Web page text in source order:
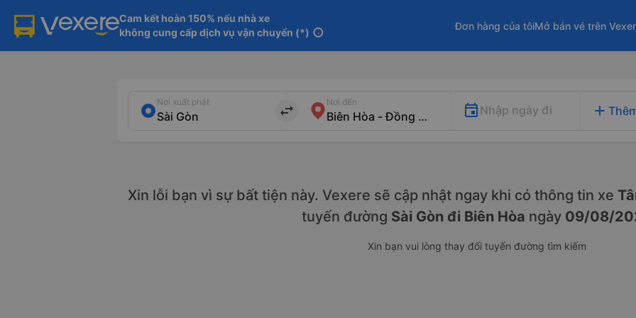
Cam kết hoàn 150% nếu nhà xe
không cung cấp dịch vụ vận chuyển (*) info
Đơn hàng của tôiMở bán vé trên
Nơi xuất phát
import_export
Nơi đến
Nhập ngày đi add
Xin lỗi bạn vì sự bất tiện này. Vexere sẽ cập nhật ngay khi có thông tin xe
tuyến đường Sài Gòn đi Biên Hòa ngày 09/08/
Xin bạn vui lòng thay đổi tuyến đường tìm kiếm